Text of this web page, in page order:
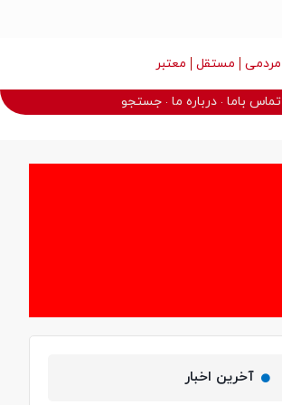
مردمی مستقل معتبر
تماس باما درباره ما جستجو
آخرین اخبار